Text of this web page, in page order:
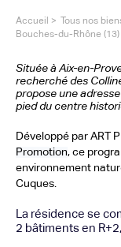
Accueil Tous nos
Bouches-du-Rhône (13)
Située à Aix-en-
recherché des
propose une
pied du centre
Développé par ART
Promotion, ce
environnement
Cuques.
La résidence se
2 bâtiments en